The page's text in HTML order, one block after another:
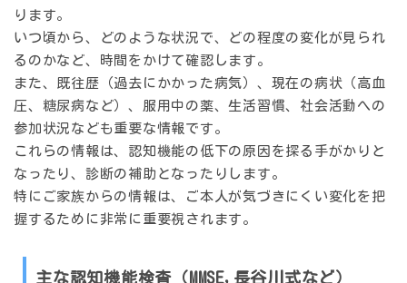
ります。
いつ頃から、どのような状況で、どの程度の変化が見られ
るのかなど、時間をかけて確認します。
また、既往歴（過去にかかった病気）、現在の病状（高血
圧、糖尿病など）、服用中の薬、生活習慣、社会活動への
参加状況なども重要な情報です。
これらの情報は、認知機能の低下の原因を探る手がかりと
なったり、診断の補助となったりします。
特にご家族からの情報は、ご本人が気づきにくい変化を把
握するために非常に重要視されます。
主な認知機能検査（MMSE,長谷川式など）